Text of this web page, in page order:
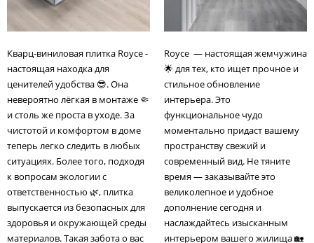
Кварц-виниловая плитка Royce -
настоящая находка для
ценителей удобства 😎. Она
невероятно лёгкая в монтаже 🤏
и столь же проста в уходе. За
чистотой и комфортом в доме
теперь легко следить в любых
ситуациях. Более того, подходя
к вопросам экологии с
ответственностью 🌿, плитка
выпускается из безопасных для
здоровья и окружающей среды
материалов. Такая забота о вас
Royce — настоящая жемчужина
🌟 для тех, кто ищет прочное и
стильное обновление
интерьера. Это
функциональное чудо
моментально придаст вашему
пространству свежий и
современный вид. Не тяните
время — заказывайте это
великолепное и удобное
дополнение сегодня и
наслаждайтесь изысканным
интерьером вашего жилища 🏡